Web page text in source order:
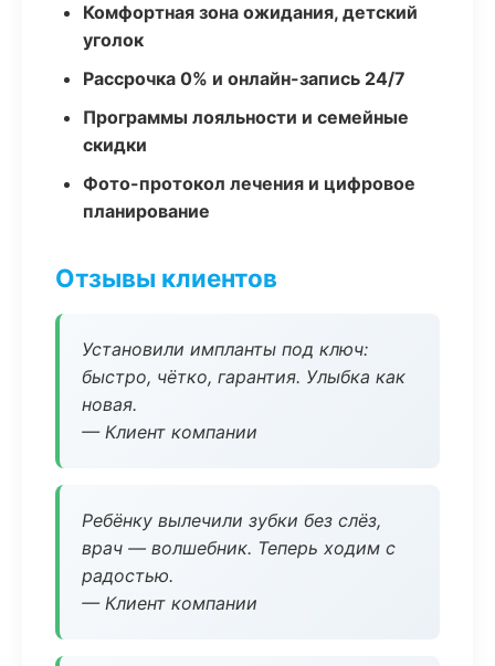
Комфортная зона ожидания, детский
уголок
Рассрочка 0% и онлайн-запись 24/7
Программы лояльности и семейные
скидки
Фото-протокол лечения и цифровое
планирование
Отзывы клиентов
Установили импланты под ключ:
быстро, чётко, гарантия. Улыбка как
новая.
— Клиент компании
Ребёнку вылечили зубки без слёз,
врач — волшебник. Теперь ходим с
радостью.
— Клиент компании